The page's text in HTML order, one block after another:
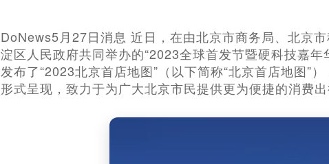
DoNews5月27日消息 近日，在由北京市商务局、北京
淀区人民政府共同举办的“2023全球首发节暨硬科技嘉
发布了“2023北京首店地图”（以下简称“北京首店地图”
形式呈现，致力于为广大北京市民提供更为便捷的消费出